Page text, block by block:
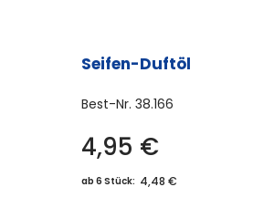
Seifen-Duftöl
Best-Nr. 38.166
4,95 €
ab 6 Stück: 4,48 €